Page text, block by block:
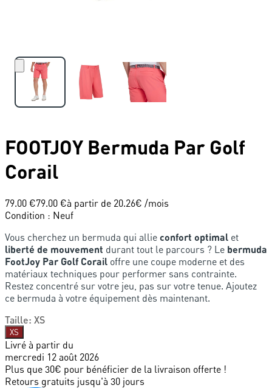
FOOTJOY Bermuda Par Golf
Corail
79.00 €79.00 €à partir de 20.26€ /mois
Condition : Neuf
Vous cherchez un bermuda qui allie confort optimal et
liberté de mouvement durant tout le parcours ? Le bermuda
FootJoy Par Golf Corail offre une coupe moderne et des
matériaux techniques pour performer sans contrainte.
Restez concentré sur votre jeu, pas sur votre tenue. Ajoutez
ce bermuda à votre équipement dès maintenant.
Taille: XS
XS
Livré à partir du
mercredi 12 août 2026
Plus que 30€ pour bénéficier de la livraison offerte !
Retours gratuits jusqu'à 30 jours